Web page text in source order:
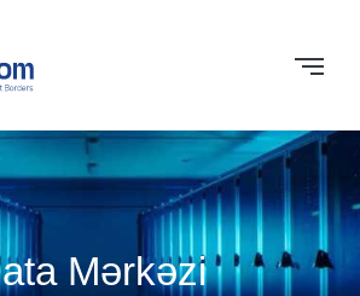
Mərkəzi